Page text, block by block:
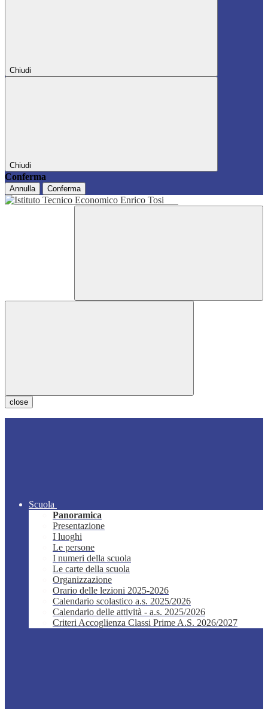
Chiudi
Chiudi
Conferma
Annulla Conferma
close
Scuola
Panoramica
Presentazione
I luoghi
Le persone
I numeri della scuola
Le carte della scuola
Organizzazione
Orario delle lezioni 2025-2026
Calendario scolastico a.s. 2025/2026
Calendario delle attività - a.s. 2025/2026
Criteri Accoglienza Classi Prime A.S. 2026/2027